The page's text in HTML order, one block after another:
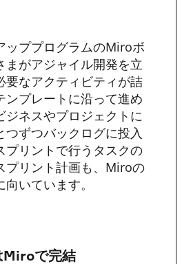
ププログラムのMiroボ
まがアジャイル開発を立
要なアクティビティが詰
ンプレートに沿って進め
ジネスやプロジェクトに
つずつバックログに投入
プリントで行うタスクの
プリント計画も、Miroの
いています。
Miroで完結